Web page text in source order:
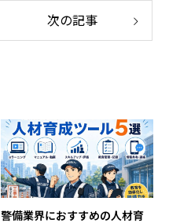
次の記事
警備業界におすすめの人材育